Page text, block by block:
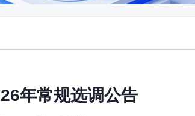
年常规选调公告